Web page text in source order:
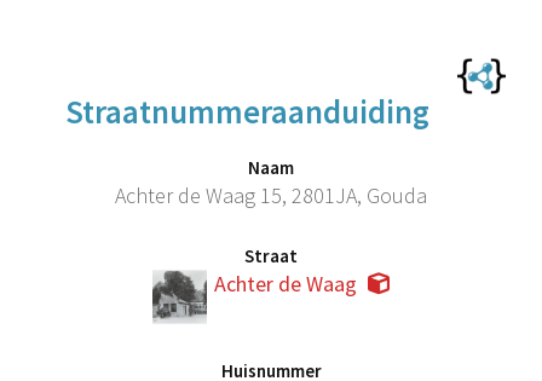
Straatnummeraanduiding
Naam
Achter de Waag 15, 2801JA, Gouda
Straat
Achter de Waag
Huisnummer